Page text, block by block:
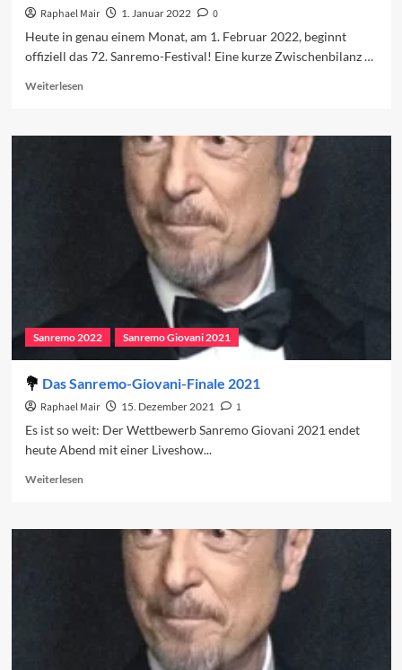
Raphael Mair 1. Januar 2022
0
Heute in genau einem Monat, am 1. Februar 2022, beginnt
offiziell das 72. Sanremo-Festival! Eine kurze Zwischenbilanz …
WeiterlesenRead
Ein
Sanremo 2022 Sanremo Giovani 2021
Das Sanremo-Giovani-Finale 2021
Raphael Mair 15. Dezember 2021
1
Es ist so weit: Der Wettbewerb Sanremo Giovani 2021 endet
heute Abend mit einer Liveshow...
WeiterlesenRead
Das